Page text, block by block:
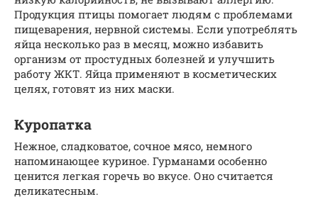
Продукция птицы помогает людям с проблемами
пищеварения, нервной системы. Если употреблять
яйца несколько раз в месяц, можно избавить
организм от простудных болезней и улучшить
работу ЖКТ. Яйца применяют в косметических
целях, готовят из них маски.
Куропатка
Нежное, сладковатое, сочное мясо, немного
напоминающее куриное. Гурманами особенно
ценится легкая горечь во вкусе. Оно считается
деликатесным.